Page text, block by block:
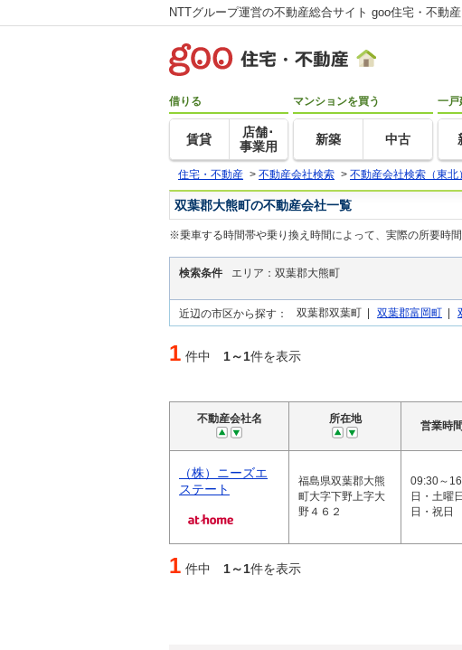
NTTグループ運営の不動産総合サイト goo住宅・不動産
借りる
賃貸
店舗･
事業用
マンションを買う
新築 中古
一戸
住宅・不動産 > 不動産会社検索 > 不動産会社検索（東北）
双葉郡大熊町の不動産会社一覧
※乗車する時間帯や乗り換え時間によって、実際の所要時
検索条件 エリア：双葉郡大熊町
近辺の市区から探す： 双葉郡双葉町 | 双葉郡富岡町 |
1 件中 1～1件を表示
不動産会社名 所在地
営業時
（株）ニーズエ
ステート
福島県双葉郡大熊
町大字下野上字大
野４６２
09:30～
日・土曜
日・祝日
1 件中 1～1件を表示